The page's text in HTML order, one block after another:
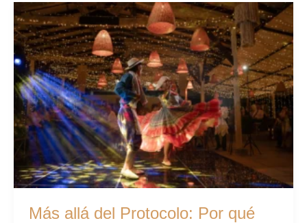
Más allá del Protocolo: Por qué
Más
allá
del
Protocolo:
Por
qué
los
Bailes
Típicos
son
el
Alma
de